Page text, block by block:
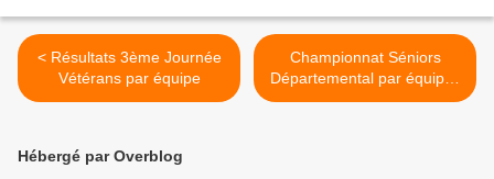
< Résultats 3ème Journée
Vétérans par équipe
Championnat Séniors
Départemental par équipes
- Journée 4 - Phase 1 >
Hébergé par Overblog